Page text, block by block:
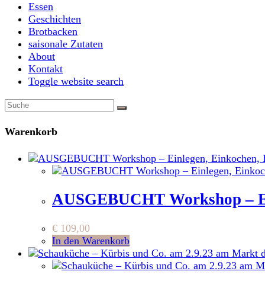
Essen
Geschichten
Brotbacken
saisonale Zutaten
About
Kontakt
Toggle website search
Warenkorb
AUSGEBUCHT Workshop –
€ 109,00
In den Warenkorb